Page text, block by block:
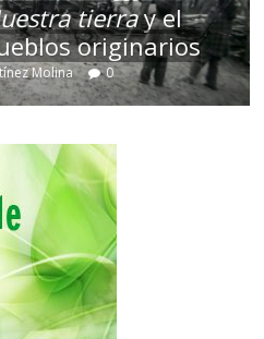
tierray el
originarios
Molina 0